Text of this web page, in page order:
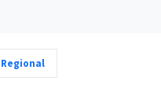
Regional